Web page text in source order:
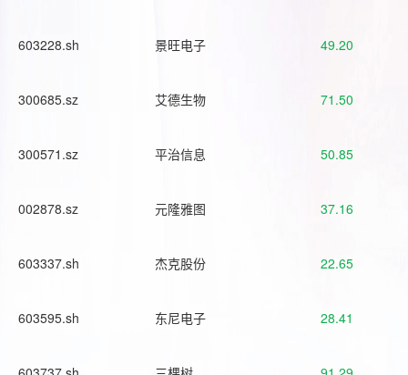
603228.sh 景旺电子 49.20
300685.sz 艾德生物 71.50
300571.sz 平治信息 50.85
002878.sz 元隆雅图 37.16
603337.sh 杰克股份 22.65
603595.sh 东尼电子 28.41